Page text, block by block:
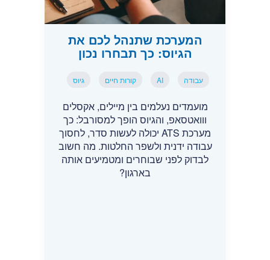
המערכת שתנהל לכם את
הגיוס: כך תבחרו נכון
עבודה AI קורות חיים גיוס
מועמדים נעלמים בין מיילים, אקסלים
ווואטסאפ, והגיוס הופך למסורבל: כך
מערכת ATS יכולה לעשות סדר, לחסוך
עבודה ידנית ולשפר החלטות. מה חשוב
לבדוק לפני שבוחרים ומטמיעים אותה
בארגון?